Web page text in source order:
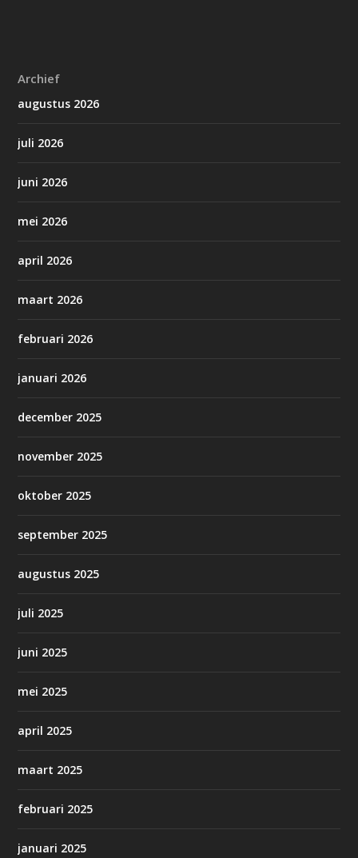
Archief
augustus 2026
juli 2026
juni 2026
mei 2026
april 2026
maart 2026
februari 2026
januari 2026
december 2025
november 2025
oktober 2025
september 2025
augustus 2025
juli 2025
juni 2025
mei 2025
april 2025
maart 2025
februari 2025
januari 2025